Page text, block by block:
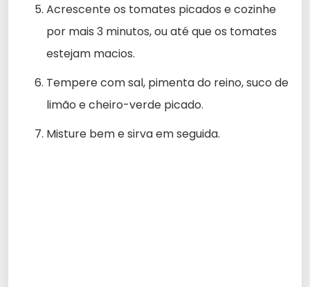
Acrescente os tomates picados e cozinhe
por mais 3 minutos, ou até que os tomates
estejam macios.
Tempere com sal, pimenta do reino, suco de
limão e cheiro-verde picado.
Misture bem e sirva em seguida.